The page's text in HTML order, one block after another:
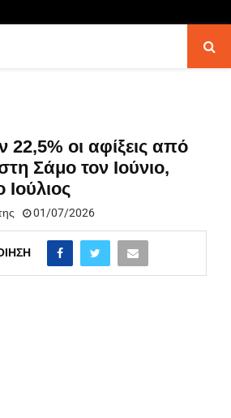
οι αφίξεις από
Σάμο τον Ιούνιο,
01/07/2026